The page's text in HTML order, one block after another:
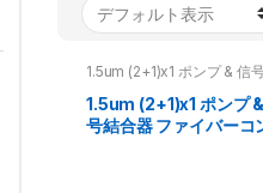
1.5um (2+1)x1 ポンプ & 信
1.5um (2+1)x1 ポンプ
号結合器 ファイバーコ